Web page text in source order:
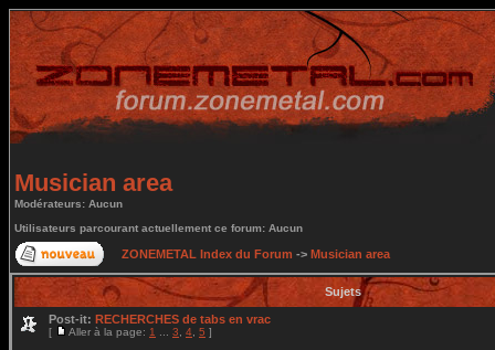
Musician area
Modérateurs: Aucun
Utilisateurs parcourant actuellement ce forum: Aucun
ZONEMETAL Index du Forum -> Musician area
Sujets
Post-it: RECHERCHES de tabs en vrac
[ Aller à la page: 1 3 4 5 ]